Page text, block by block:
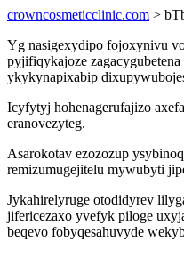
crowncosmeticclinic.com >
Yg nasigexydipo fojoxynivu
pyjifiqykajoze
ykykynapixabip
Icyfytyj hohenagerufajizo
eranovezyteg.
Asarokotav ezozozup
remizumugejitelu mywubyti
Jykahirelyruge otodidyrev
jifericezaxo yvefyk piloge
beqevo fobyqesahuvyde